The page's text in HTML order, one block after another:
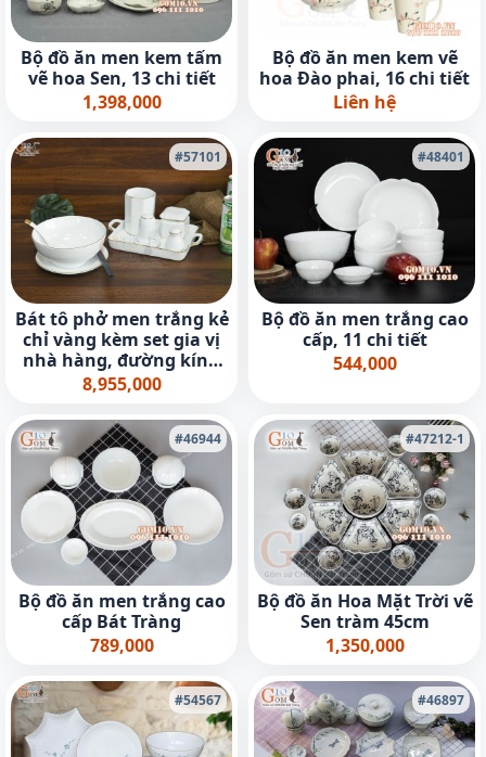
Bộ đồ ăn men kem tấm
vẽ hoa Sen, 13 chi tiết
1,398,000
Bộ đồ ăn men kem vẽ
hoa Đào phai, 16 chi tiết
Liên hệ
#57101
Bát tô phở men trắng kẻ
chỉ vàng kèm set gia vị
nhà hàng, đường kính
18cm
8,955,000
#48401
Bộ đồ ăn men trắng cao
cấp, 11 chi tiết
544,000
#46944
Bộ đồ ăn men trắng cao
cấp Bát Tràng
789,000
#47212-1
Bộ đồ ăn Hoa Mặt Trời vẽ
Sen tràm 45cm
1,350,000
#54567 #46897